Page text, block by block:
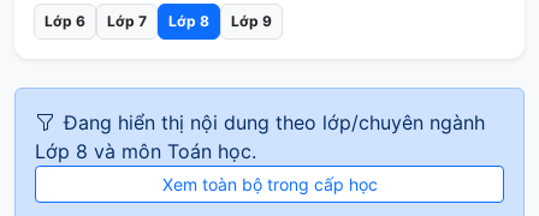
Lớp 6 Lớp 7 Lớp 8 Lớp 9
Đang hiển thị nội dung theo lớp/chuyên ngành
Lớp 8 và môn Toán học.
Xem toàn bộ trong cấp học